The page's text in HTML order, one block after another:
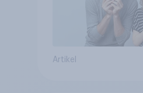
Artikel